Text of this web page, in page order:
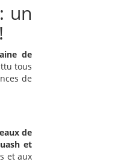
un
de
tous
de
de
et
et aux